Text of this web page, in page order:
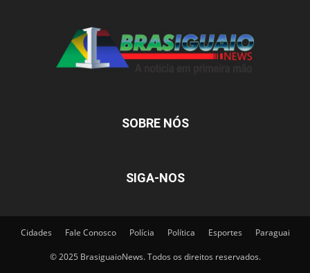
SOBRE NÓS
SIGA-NOS
Cidades Fale Conosco Polícia Política Esportes Paraguai
© 2025 BrasiguaioNews. Todos os direitos reservados.